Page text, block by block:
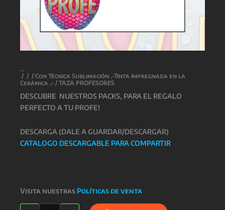
/ / / Con Técnica Sublimación .-Tinta Impregnada en la
Cerámica .- / TAZA PROFESORES
DESCUBRE NUESTROS PACKS, PARA EL REGALO
PERFECTO A TU PROFE!
DESCARGA (DALE A GUARDAR/DESCARGAR)
CATALOGO DESCARGABLE PARA COMPARTIR
Visita nuestras Políticas de venta
TAZA